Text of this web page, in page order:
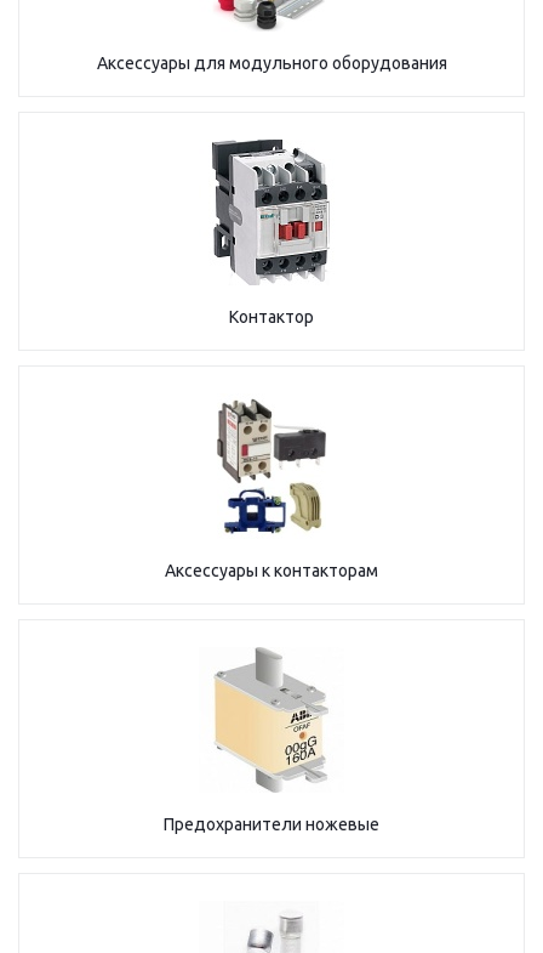
Аксессуары для модульного оборудования
Контактор
Аксессуары к контакторам
Предохранители ножевые